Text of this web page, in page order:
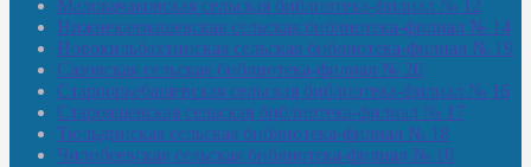
Малокачаковская сельская библиотека-филиал № 12
Нижнекачмашевская сельская библиотека-филиал № 14
Новокильбахтинская сельская библиотека-филиал № 19
Сазовская сельская библиотека-филиал № 20
Староорьебашевская сельская библиотека-филиал № 16
Старояшевская сельская библиотека-филиал № 17
Тюльдинская сельская библиотека-филиал № 18
Чилибеевская сельская библиотека-филиал № 10